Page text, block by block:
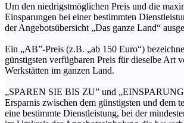
Um den niedrigstmöglichen Preis und die
Einsparungen bei einer bestimmten
der Angebotsübersicht „Das ganze Land“
Ein „AB”-Preis (z.B. „ab 150 Euro“)
günstigsten verfügbaren Preis für dieselbe Art
Werkstätten im ganzen Land.
„SPAREN SIE BIS ZU” und
Ersparnis zwischen dem günstigsten und dem
eine bestimmte Dienstleistung, bei der